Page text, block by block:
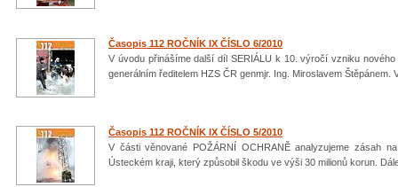
Časopis 112 ROČNÍK IX ČÍSLO 6/2010
V úvodu přinášíme další díl SERIÁLU k 10. výročí vzniku
generálním ředitelem HZS ČR genmjr. Ing. Miroslavem
Časopis 112 ROČNÍK IX ČÍSLO 5/2010
V části věnované POŽÁRNÍ OCHRANĚ analyzujeme zásah
Ústeckém kraji, který způsobil škodu ve výši 30 milionů korun.